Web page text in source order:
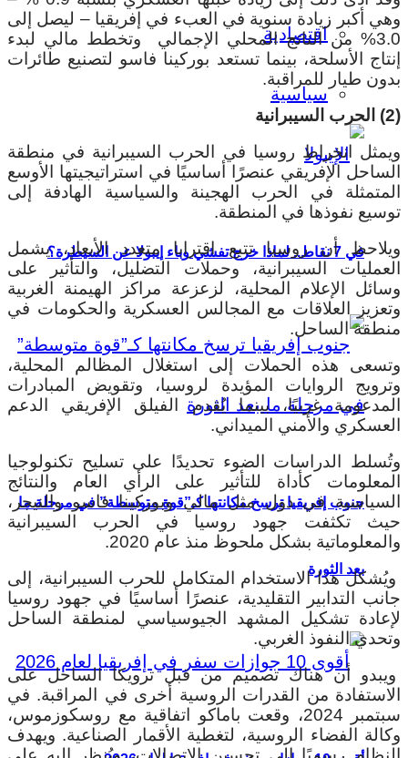
اقتصادية
سياسية
في 7 نقاط.. لماذا خرج تفشي وباء إيبولا عن السيطرة؟
جنوب إفريقيا ترسخ مكانتها كـ”قوة متوسطة” في مرحلة ما
بعد الثورة
وهي أكبر زيادة سنوية في العبء في إفريقيا – ليصل إلى
3.0% من الناتج المحلي الإجمالي وتخطط مالي لبدء
إنتاج الأسلحة، بينما تستعد بوركينا فاسو لتصنيع طائرات
بدون طيار للمراقبة.
(2) الحرب السيبرانية
ويمثل انخراط روسيا في الحرب السيبرانية في منطقة
الساحل الإفريقي عنصرًا أساسيًا في استراتيجيتها الأوسع
المتمثلة في الحرب الهجينة والسياسية الهادفة إلى
توسيع نفوذها في المنطقة.
ويلاحظ أن روسيا تتبع اقترابا متعدد الأبعاد، يشمل
العمليات السيبرانية، وحملات التضليل، والتأثير على
وسائل الإعلام المحلية، لزعزعة مراكز الهيمنة الغربية
وتعزيز العلاقات مع المجالس العسكرية والحكومات في
منطقة الساحل.
وتسعى هذه الحملات إلى استغلال المظالم المحلية،
وترويج الروايات المؤيدة لروسيا، وتقويض المبادرات
المدعومة غربيًا، بينما يُقدم الفيلق الإفريقي الدعم
العسكري والأمني ​​الميداني.
وتُسلط الدراسات الضوء تحديدًا على تسليح تكنولوجيا
المعلومات كأداة للتأثير على الرأي العام والنتائج
السياسية في دول مثل مالي وبوركينا فاسو والنيجر،
حيث تكثفت جهود روسيا في الحرب السيبرانية
والمعلوماتية بشكل ملحوظ منذ عام 2020.
ويُشكل هذا الاستخدام المتكامل للحرب السيبرانية، إلى
جانب التدابير التقليدية، عنصرًا أساسيًا في جهود روسيا
لإعادة تشكيل المشهد الجيوسياسي لمنطقة الساحل
وتحدي النفوذ الغربي.
ويبدو أن هناك تصميم من قبل ترويكا الساحل على
الاستفادة من القدرات الروسية أخرى في المراقبة. في
سبتمبر 2024، وقعت باماكو اتفاقية مع روسكوزموس،
وكالة الفضاء الروسية، لتغطية الأقمار الصناعية. ويهدف